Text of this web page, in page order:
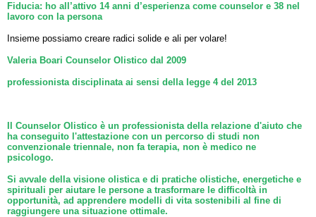
Fiducia: ho all’attivo 14 anni d’esperienza come counselor e 38 nel
lavoro con la persona
Insieme possiamo creare radici solide e ali per volare!
Valeria Boari Counselor Olistico dal 2009
professionista disciplinata ai sensi della legge 4 del 2013
Il Counselor Olistico è un professionista della relazione d'aiuto che
ha conseguito l'attestazione con un percorso di studi non
convenzionale triennale, non fa terapia, non è medico ne
psicologo.
Si avvale della visione olistica e di pratiche olistiche, energetiche e
spirituali per aiutare le persone a trasformare le difficoltà in
opportunità, ad apprendere modelli di vita sostenibili al fine di
raggiungere una situazione ottimale.